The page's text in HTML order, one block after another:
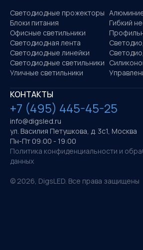
Светодиодные прожекторы
Блоки питания
Гибкий
Офисные светильники
Светодиодная лента
Светодиодные линейки
Светодиодные светильники
Уличные светильники
КОНТАКТЫ
+7 (495) 445-45-25
info@digsled.ru
ул. Василия Петушкова, д. 3с1, Москва
Пн-Пт 09:00 - 19:00
Политика конфиденциальности и
данных
© 2026 , DigsLED. Все права защищены